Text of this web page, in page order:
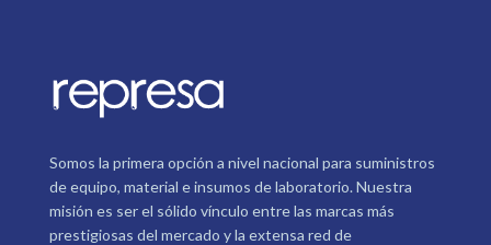
Somos la primera opción a nivel nacional para suministros
de equipo, material e insumos de laboratorio. Nuestra
misión es ser el sólido vínculo entre las marcas más
prestigiosas del mercado y la extensa red de